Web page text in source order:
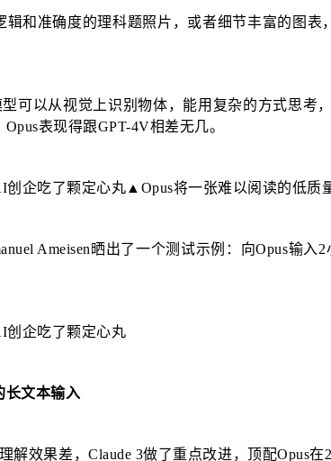
辑和准确度的理科题照片，或者细节丰富的图
型可以从视觉上识别物体，能用复杂的方式思
表现得跟GPT-4V相差无几。
▲Opus将一张难以阅读的低质
Ameisen晒出了一个测试示例：向Opus输
长文本输入
解效果差，Claude 3做了重点改进，顶配Opus